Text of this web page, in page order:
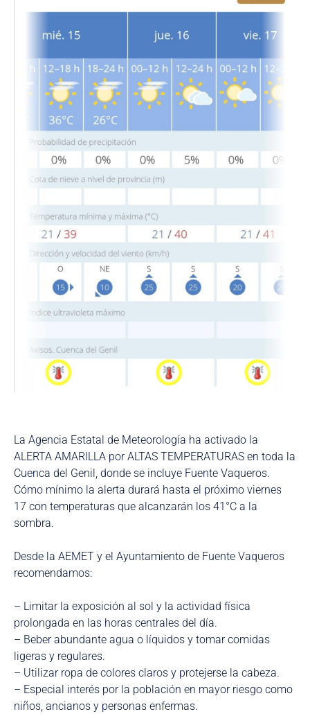
La Agencia Estatal de Meteorología ha activado la
ALERTA AMARILLA por ALTAS TEMPERATURAS en toda la
Cuenca del Genil, donde se incluye Fuente Vaqueros.
Cómo mínimo la alerta durará hasta el próximo viernes
17 con temperaturas que alcanzarán los 41°C a la
sombra.
Desde la AEMET y el Ayuntamiento de Fuente Vaqueros
recomendamos:
– Limitar la exposición al sol y la actividad física
prolongada en las horas centrales del día.
– Beber abundante agua o líquidos y tomar comidas
ligeras y regulares.
– Utilizar ropa de colores claros y protejerse la cabeza.
– Especial interés por la población en mayor riesgo como
niños, ancianos y personas enfermas.